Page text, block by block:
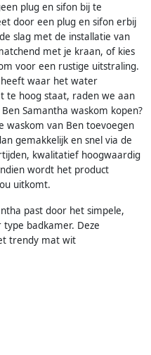
plug en sifon bij te
door een plug en sifon erbij
slag met de installatie van
met je kraan, of kies
voor een rustige uitstraling.
waar het water
te hoog staat, raden we aan
Samantha waskom kopen?
waskom van Ben toevoegen
gemakkelijk en snel via de
kwalitatief hoogwaardig
wordt het product
uitkomt.
past door het simpele,
badkamer. Deze
trendy mat wit